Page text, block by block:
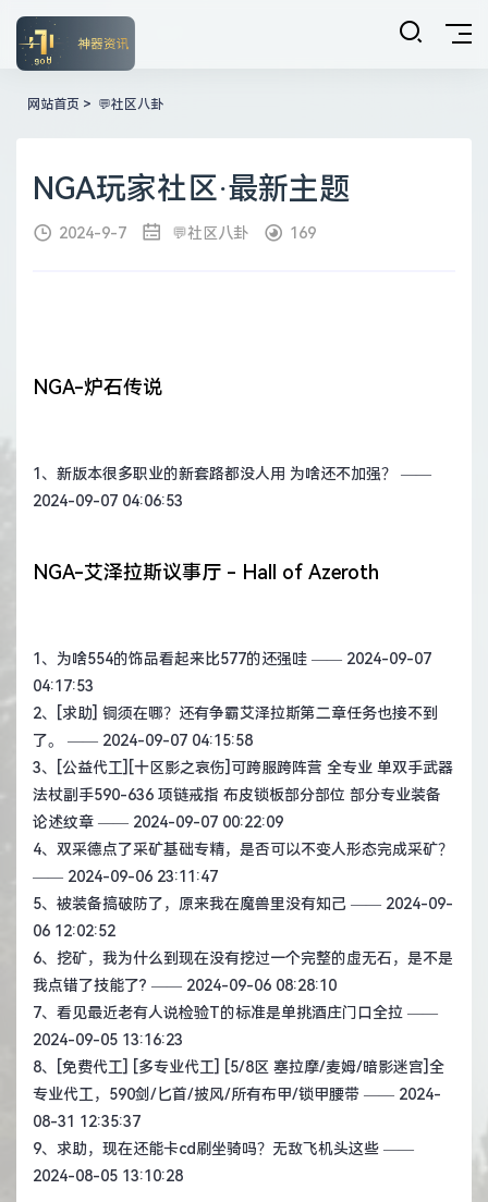
网站首页 > 💬社区八卦
NGA玩家社区·最新主题
2024-9-7 💬社区八卦 169
NGA-炉石传说
1、 新版本很多职业的新套路都没人用 为啥还不加强？
——
2024-09-07 04:06:53
NGA-艾泽拉斯议事厅 - Hall of Azeroth
1、 为啥554的饰品看起来比577的还强哇 —— 2024-09-07
04:17:53
2、
[求助] 铜须在哪？还有争霸艾泽拉斯第二章任务也接不到
了。
—— 2024-09-07 04:15:58
3、
[公益代工][十区影之哀伤]可跨服跨阵营 全专业 单双手武器
法杖副手590-636 项链戒指 布皮锁板部分部位 部分专业装备
论述纹章 —— 2024-09-07 00:22:09
4、 双采德点了采矿基础专精，是否可以不变人形态完成采矿？
—— 2024-09-06 23:11:47
5、 被装备搞破防了，原来我在魔兽里没有知己 —— 2024-09-
06 12:02:52
6、 挖矿，我为什么到现在没有挖过一个完整的虚无石，是不是
我点错了技能了? —— 2024-09-06 08:28:10
7、 看见最近老有人说检验T的标准是单挑酒庄门口全拉 ——
2024-09-05 13:16:23
8、
[免费代工] [多专业代工] [5/8区 塞拉摩/麦姆/暗影迷宫]全
专业代工，590剑/匕首/披风/所有布甲/锁甲腰带 —— 2024-
08-31 12:35:37
9、 求助，现在还能卡cd刷坐骑吗？无敌飞机头这些 ——
2024-08-05 13:10:28